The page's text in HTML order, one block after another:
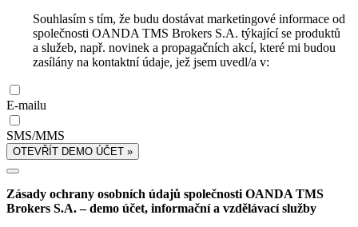
Souhlasím s tím, že budu dostávat marketingové informace od
společnosti OANDA TMS Brokers S.A. týkající se produktů
a služeb, např. novinek a propagačních akcí, které mi budou
zasílány na kontaktní údaje, jež jsem uvedl/a v:
E-mailu
SMS/MMS
OTEVŘÍT DEMO ÚČET »
Zásady ochrany osobních údajů společnosti OANDA TMS
Brokers S.A. – demo účet, informační a vzdělávací služby